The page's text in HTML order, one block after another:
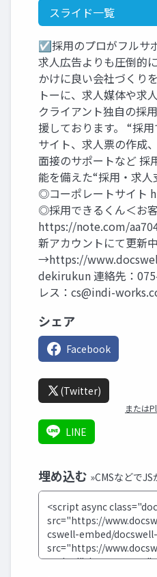
スライド一覧
☑採用のプロがフルサ
求人広告よりも圧倒的
かけに良い会社づくり
トーに、求人媒体や求
クライアント独自の採
援しております。 “採
サイト、求人票の作成
面接のサポートなど 採
能を備えた“採用・求人
◎コーポレートサイト
◎採用できるくん＜お
https://note.com/
新アカウントにて更新中
→https://
dekirukun 連絡先：
レス： cs@indi-
シェア
Facebook
(Twitter)
または
LINE
埋め込む »CMSなどで